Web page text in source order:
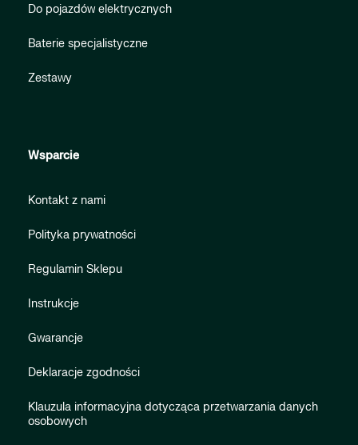
Do pojazdów elektrycznych
Baterie specjalistyczne
Zestawy
Wsparcie
Kontakt z nami
Polityka prywatności
Regulamin Sklepu
Instrukcje
Gwarancje
Deklaracje zgodności
Klauzula informacyjna dotycząca przetwarzania danych
osobowych